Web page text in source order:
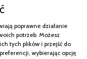
Curem REG
poprawne działanie
potrzeb. Możesz
tych plików i przejść do
wybierając opcję